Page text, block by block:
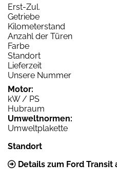
Erst-Zul.
Getriebe
Kilometerstand
Anzahl der Türen
Farbe
Standort
Lieferzeit
Unsere Nummer
Motor:
kW / PS
Hubraum
Umweltnormen:
Umweltplakette
Standort
Details zum Ford Transit